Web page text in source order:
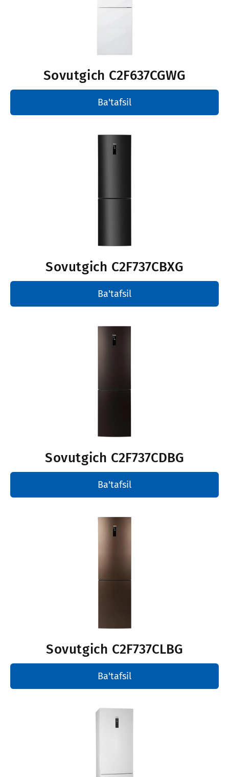
Sovutgich C2F637CGWG
Ba'tafsil
Sovutgich C2F737CBXG
Ba'tafsil
Sovutgich C2F737CDBG
Ba'tafsil
Sovutgich C2F737CLBG
Ba'tafsil